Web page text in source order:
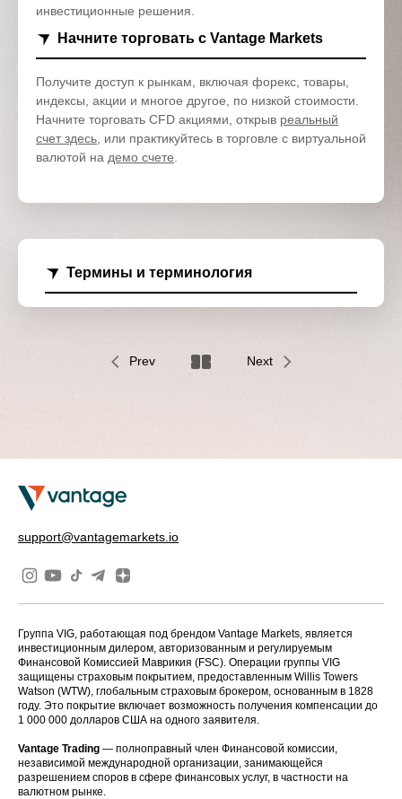
инвестиционные решения.
Начните торговать с Vantage Markets
Получите доступ к рынкам, включая форекс, товары,
индексы, акции и многое другое, по низкой стоимости.
Начните торговать CFD акциями, открыв реальный
счет здесь , или практикуйтесь в торговле с виртуальной
валютой на демо счете
Термины и терминология
Prev Next
support@vantagemarkets.io
Группа VIG, работающая под брендом Vantage Markets, является
инвестиционным дилером, авторизованным и регулируемым
Финансовой Комиссией Маврикия (FSC). Операции группы VIG
защищены страховым покрытием, предоставленным Willis Towers
Watson (WTW), глобальным страховым брокером, основанным в 1828
году. Это покрытие включает возможность получения компенсации до
1 000 000 долларов США на одного заявителя.
Vantage Trading — полноправный член Финансовой комиссии,
независимой международной организации, занимающейся
разрешением споров в сфере финансовых услуг, в частности на
валютном рынке.